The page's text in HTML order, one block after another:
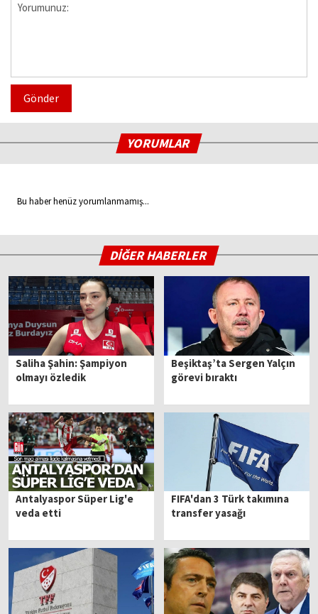
Gönder
YORUMLAR
Bu haber henüz yorumlanmamış...
DİĞER HABERLER
Saliha Şahin: Şampiyon
olmayı özledik
Beşiktaş’ta Sergen Yalçın
görevi bıraktı
Antalyaspor Süper Lig'e
veda etti
FIFA'dan 3 Türk takımına
transfer yasağı